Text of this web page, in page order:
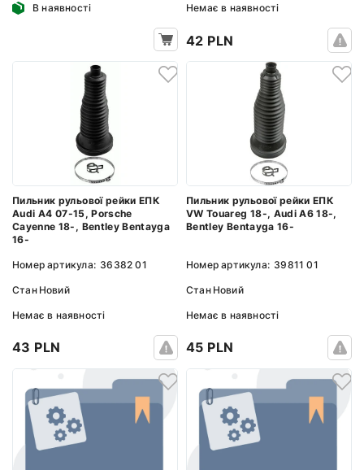
В наявності Немає в наявності
42 PLN
Пильник рульової рейки ЕПК
Audi A4 07-15, Porsche
Cayenne 18-, Bentley Bentayga
16-
Номер артикула: 36382 01
Стан Новий
Немає в наявності
43 PLN
Пильник рульової рейки ЕПК
VW Touareg 18-, Audi A6 18-,
Bentley Bentayga 16-
Номер артикула: 39811 01
Стан Новий
Немає в наявності
45 PLN